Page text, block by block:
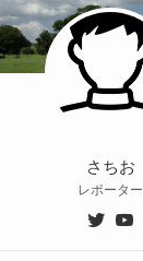
さちお
レポーター